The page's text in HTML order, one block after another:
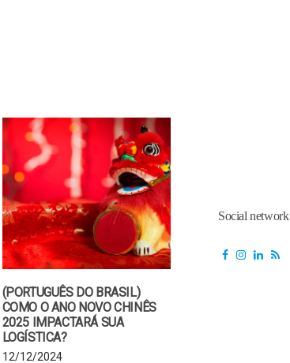
(PORTUGUÊS DO BRASIL)
COMO O ANO NOVO CHINÊS
2025 IMPACTARÁ SUA
LOGÍSTICA?
12/12/2024
Social network